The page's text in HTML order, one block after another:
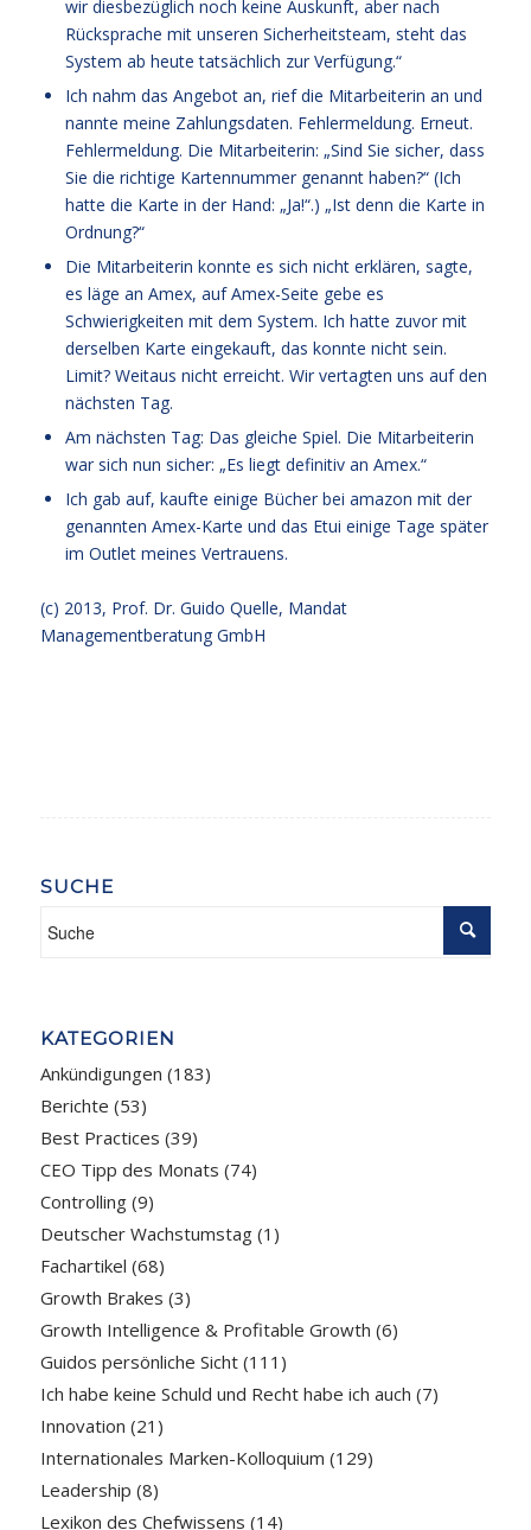
wir diesbezüglich noch keine Auskunft, aber nach
Rücksprache mit unseren Sicherheitsteam, steht das
System ab heute tatsächlich zur Verfügung.“
Ich nahm das Angebot an, rief die Mitarbeiterin an und
nannte meine Zahlungsdaten. Fehlermeldung. Erneut.
Fehlermeldung. Die Mitarbeiterin: „Sind Sie sicher, dass
Sie die richtige Kartennummer genannt haben?“ (Ich
hatte die Karte in der Hand: „Ja!“.) „Ist denn die Karte in
Ordnung?“
Die Mitarbeiterin konnte es sich nicht erklären, sagte,
es läge an Amex, auf Amex-Seite gebe es
Schwierigkeiten mit dem System. Ich hatte zuvor mit
derselben Karte eingekauft, das konnte nicht sein.
Limit? Weitaus nicht erreicht. Wir vertagten uns auf den
nächsten Tag.
Am nächsten Tag: Das gleiche Spiel. Die Mitarbeiterin
war sich nun sicher: „Es liegt definitiv an Amex.“
Ich gab auf, kaufte einige Bücher bei amazon mit der
genannten Amex-Karte und das Etui einige Tage später
im Outlet meines Vertrauens.
(c) 2013, Prof. Dr. Guido Quelle, Mandat
Managementberatung GmbH
SUCHE
KATEGORIEN
Ankündigungen (183)
Berichte (53)
Best Practices (39)
CEO Tipp des Monats (74)
Controlling(9)
Deutscher Wachstumstag(1)
Fachartikel (68)
Growth Brakes (3)
Growth Intelligence & Profitable Growth (6)
Guidos persönliche Sicht(111)
Ich habe keine Schuld und Recht habe ich auch (7)
Innovation (21)
Internationales Marken-Kolloquium (129)
Leadership (8)
Lexikon des Chefwissens (14)